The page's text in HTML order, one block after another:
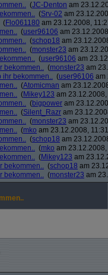
(JC-Denton am
(Srv-02 am
(Flo061180 am 23.12.2008,
(user96106 am
(schop18 am
(monster23 am
(user96106 am
bekommen.. (monster23 am
ihr bekommen.. (user96106 am
(Atomicman am
(Mikey123 am
(bigpower am
(Silent_Razr am
(monster23 am
(mko am 23.12.2008,
(schop18 am
(mko am
(Mikey123 am
bekommen.. (schop18 am
bekommen.. (monster23 am